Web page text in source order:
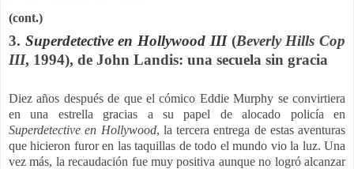
(cont.)
3. Superdetective en Hollywood III (Beverly Hills Cop
III, 1994), de John Landis: una secuela sin gracia
Diez años después de que el cómico Eddie Murphy se convirtiera
en una estrella gracias a su papel de alocado policía en
Superdetective en Hollywood, la tercera entrega de estas aventuras
que hicieron furor en las taquillas de todo el mundo vio la luz. Una
vez más, la recaudación fue muy positiva aunque no logró alcanzar